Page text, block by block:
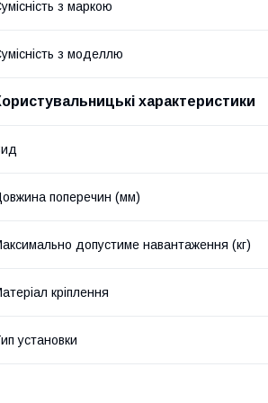
з маркою
з моделлю
характеристики
поперечин (мм)
допустиме навантаження (кг)
кріплення
установки